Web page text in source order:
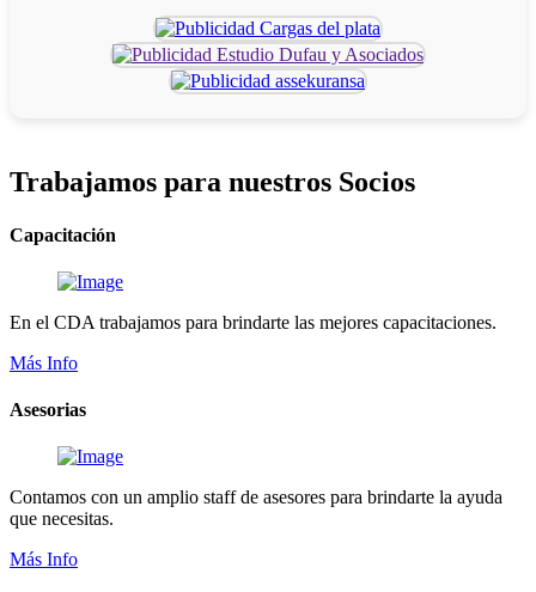
Trabajamos para nuestros Socios
Capacitación
En el CDA trabajamos para brindarte las mejores capacitaciones.
Más Info
Asesorias
Contamos con un amplio staff de asesores para brindarte la ayuda
que necesitas.
Más Info